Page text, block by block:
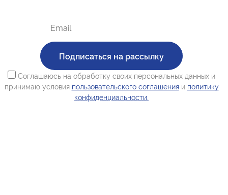
Подписаться на рассылку
Соглашаюсь на обработку своих персональных данных и
принимаю условия пользовательского соглашенияи политику
конфиденциальности.